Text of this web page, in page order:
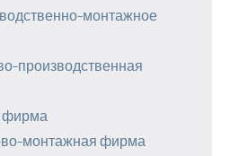
монтажное
производственная
фирма
монтажная фирма